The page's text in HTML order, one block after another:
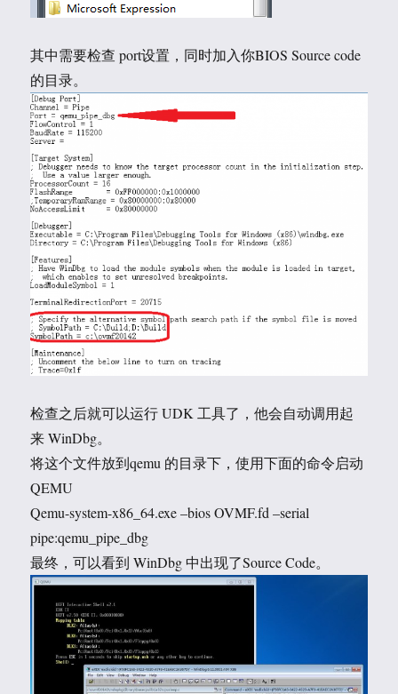
其中需要检查 port设置，同时加入你BIOS Source code
的目录。
检查之后就可以运行 UDK 工具了，他会自动调用起
来 WinDbg。
将这个文件放到qemu 的目录下，使用下面的命令启动
QEMU
Qemu-system-x86_64.exe –bios OVMF.fd –serial
pipe:qemu_pipe_dbg
最终，可以看到 WinDbg 中出现了Source Code。